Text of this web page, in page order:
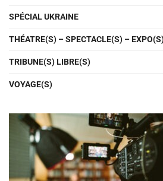
SPÉCIAL UKRAINE
THÉATRE(S) – SPECTACLE(S) –
TRIBUNE(S) LIBRE(S)
VOYAGE(S)